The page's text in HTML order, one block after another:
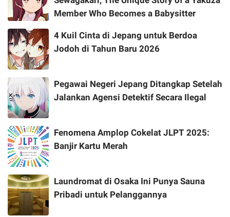
Member Who Becomes a Babysitter
4 Kuil Cinta di Jepang untuk Berdoa
Jodoh di Tahun Baru 2026
Pegawai Negeri Jepang Ditangkap Setelah
Jalankan Agensi Detektif Secara Ilegal
Fenomena Amplop Cokelat JLPT 2025:
Banjir Kartu Merah
Laundromat di Osaka Ini Punya Sauna
Pribadi untuk Pelanggannya